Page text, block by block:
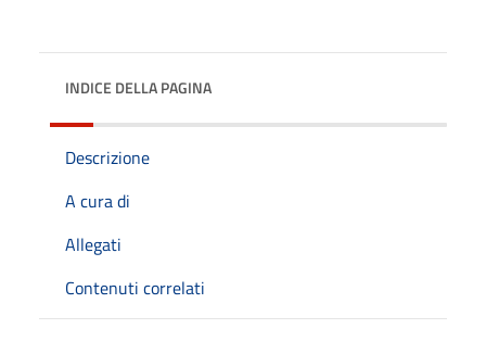
INDICE DELLA PAGINA
Descrizione
A cura di
Allegati
Contenuti correlati